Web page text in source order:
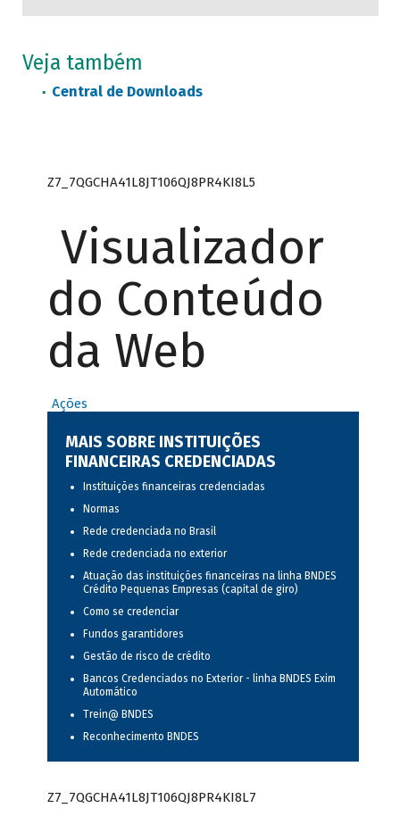
Veja também
Central de Downloads
Z7_7QGCHA41L8JT106QJ8PR4KI8L5
Visualizador
do Conteúdo
da Web
Ações
MAIS SOBRE INSTITUIÇÕES
FINANCEIRAS CREDENCIADAS
Instituições financeiras credenciadas
Normas
Rede credenciada no Brasil
Rede credenciada no exterior
Atuação das instituições financeiras na linha BNDES
Crédito Pequenas Empresas (capital de giro)
Como se credenciar
Fundos garantidores
Gestão de risco de crédito
Bancos Credenciados no Exterior - linha BNDES Exim
Automático
Trein@ BNDES
Reconhecimento BNDES
Z7_7QGCHA41L8JT106QJ8PR4KI8L7